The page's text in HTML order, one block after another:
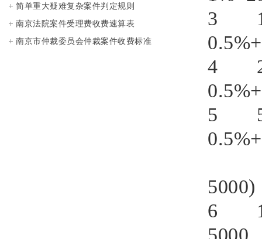
简单重大疑难复杂案件判定规则
南京法院案件受理费收费速算表
南京市仲裁委员会仲裁案件收费标准
3
4
5
5000)
6